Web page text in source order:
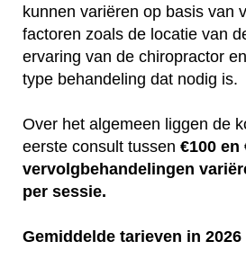
kunnen variëren op basis van
factoren zoals de locatie van
ervaring van de chiropractor
type behandeling dat nodig is.
Over het algemeen liggen de
eerste consult tussen €100 en
vervolgbehandelingen
per sessie.
Gemiddelde tarieven in 2026